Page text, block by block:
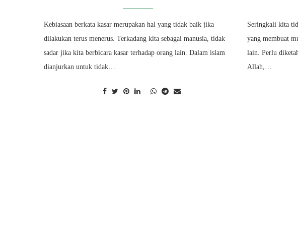
Kebiasaan berkata kasar merupakan hal yang tidak baik jika
dilakukan terus menerus. Terkadang kita sebagai manusia, tidak
sadar jika kita berbicara kasar terhadap orang lain. Dalam islam
dianjurkan untuk tidak…
Seringkali kita
yang membuat
lain. Perlu
Allah,…